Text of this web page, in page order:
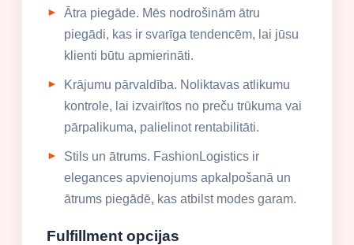
Ātra piegāde. Mēs nodrošinām ātru
piegādi, kas ir svarīga tendencēm, lai jūsu
klienti būtu apmierināti.
Krājumu pārvaldība. Noliktavas atlikumu
kontrole, lai izvairītos no preču trūkuma vai
pārpalikuma, palielinot rentabilitāti.
Stils un ātrums. FashionLogistics ir
elegances apvienojums apkalpošanā un
ātrums piegādē, kas atbilst modes garam.
Fulfillment opcijas